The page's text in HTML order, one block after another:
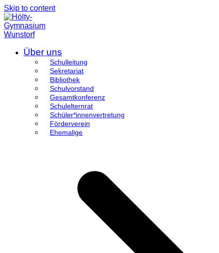
Skip to content
Über uns
Schulleitung
Sekretariat
Bibliothek
Schulvorstand
Gesamtkonferenz
Schulelternrat
Schüler*innenvertretung
Förderverein
Ehemalige